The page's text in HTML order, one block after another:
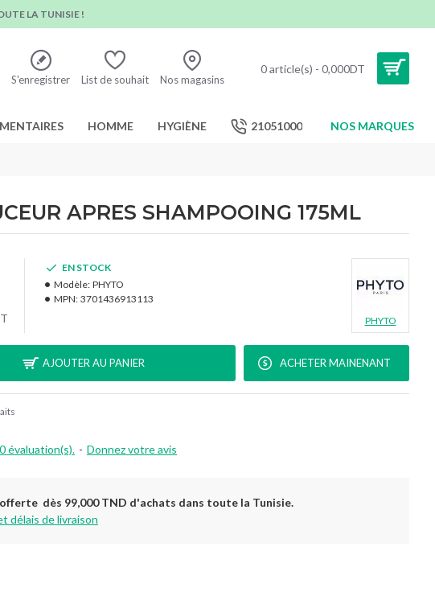
LA TUNISIE !
S'enregistrer List de souhait Nos magasins
0 article(s) - 0,000DT
HOMME HYGIÈNE 21051000 NOS MARQUES
APRES SHAMPOOING 175ML
évaluation(s). - Donnez votre avis
EN STOCK
Modèle: PHYTO
MPN: 3701436913113
PHYTO
AJOUTER AU PANIER ACHETER MAINENANT
dès 99,000 TND d'achats dans toute la Tunisie.
délais de livraison